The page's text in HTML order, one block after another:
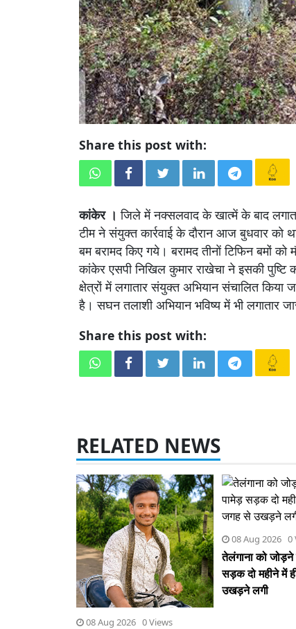
Share this post with:
कांकेर । जिले में नक्सलवाद के खात्में के बाद
टीम ने संयुक्त कार्रवाई के दाैरान आज बुधवार काे
बम बरामद किए गये। बरामद तीनाें टिफिन बमों को
कांकेर एसपी निखिल कुमार राखेचा ने इसकी पुष्टि
क्षेत्रों में लगातार संयुक्त अभियान संचालित किया
है। सघन तलाशी अभियान भविष्य में भी लगातार
Share this post with:
RELATED NEWS
08 Aug 2026 0 Views
08 Aug 2026 0
तेलंगाना को जोड़ने
सड़क दो महीने में
उखड़ने लगी